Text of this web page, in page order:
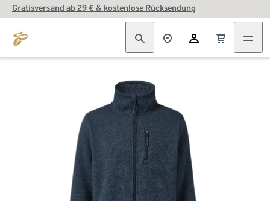
Gratisversand ab 29 € & kostenlose Rücksendung